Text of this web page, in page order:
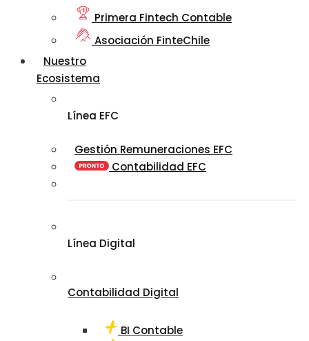
Primera Fintech Contable
Asociación FinteChile
Nuestro
Ecosistema
Línea EFC
Gestión Remuneraciones EFC
Contabilidad EFC
Línea Digital
Contabilidad Digital
BI Contable